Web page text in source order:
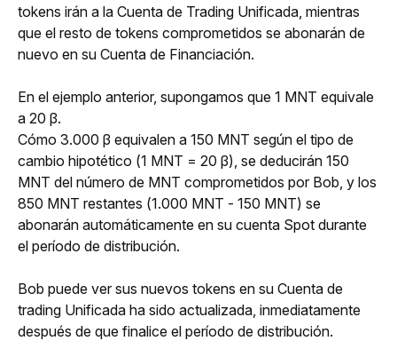
tokens irán a la Cuenta de Trading Unificada, mientras
que el resto de tokens comprometidos se abonarán de
nuevo en su Cuenta de Financiación.
En el ejemplo anterior, supongamos que 1 MNT equivale
a 20 β.
Cómo 3.000 β equivalen a 150 MNT según el tipo de
cambio hipotético (1 MNT = 20 β), se deducirán 150
MNT del número de MNT comprometidos por Bob, y los
850 MNT restantes (1.000 MNT - 150 MNT) se
abonarán automáticamente en su cuenta Spot durante
el período de distribución.
Bob puede ver sus nuevos tokens en su Cuenta de
trading Unificada ha sido actualizada, inmediatamente
después de que finalice el período de distribución.